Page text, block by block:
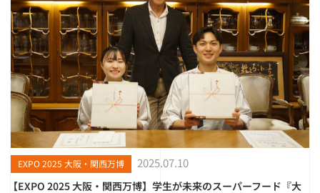
EXPO 2025 大阪・関西万博 2025.07.10
【EXPO 2025 大阪・関西万博】学生が未来のスーパーフード『大